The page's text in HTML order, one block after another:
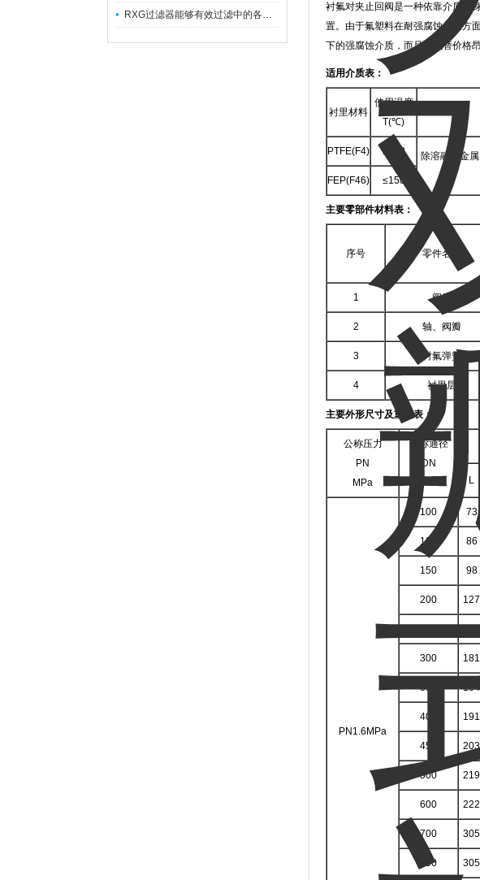
RXG过滤器能够有效过滤中的各种杂质
衬氟对夹止回阀是一种依靠介质本
置。由于氟塑料在耐强腐蚀介质方
下的强腐蚀介质，而且可代替价格
适用介质表：
衬里材料
使用温度
T(℃)
PTFE(F4) ≤180
除溶融碱金
FEP(F46) ≤150
主要零部件材料表：
序号 零件名称
1 阀体
2 轴、阀瓣
3 衬氟弹簧
4 衬里层
主要外形尺寸及重量表：
公称压力
PN
MPa
公称通径
DN
mm
L
PN1.6MPa
100 73
125 86
150 98
200 127
300 181
350 184
400 191
450 203
500 219
600 222
700 305
800 305